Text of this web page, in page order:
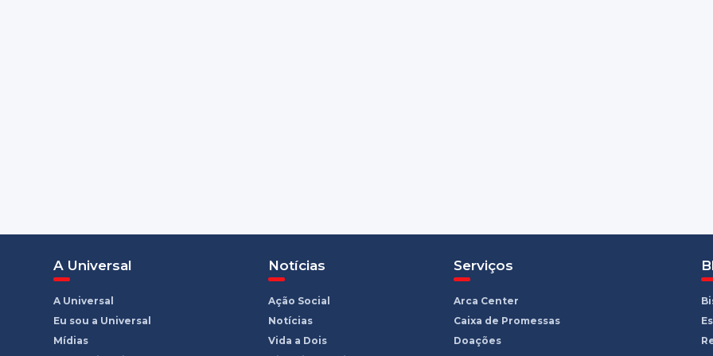
A Universal
A Universal
Eu sou a Universal
Mídias
Notícias
Ação Social
Notícias
Vida a Dois
Serviços
Arca Center
Caixa de Promessas
Doações